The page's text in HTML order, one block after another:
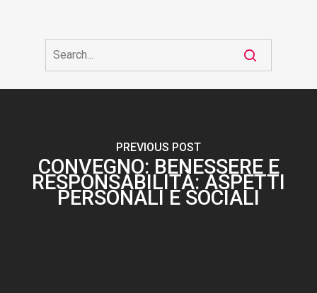
PREVIOUS POST
CONVEGNO: BENESSERE E
RESPONSABILITÀ: ASPETTI
PERSONALI E SOCIALI